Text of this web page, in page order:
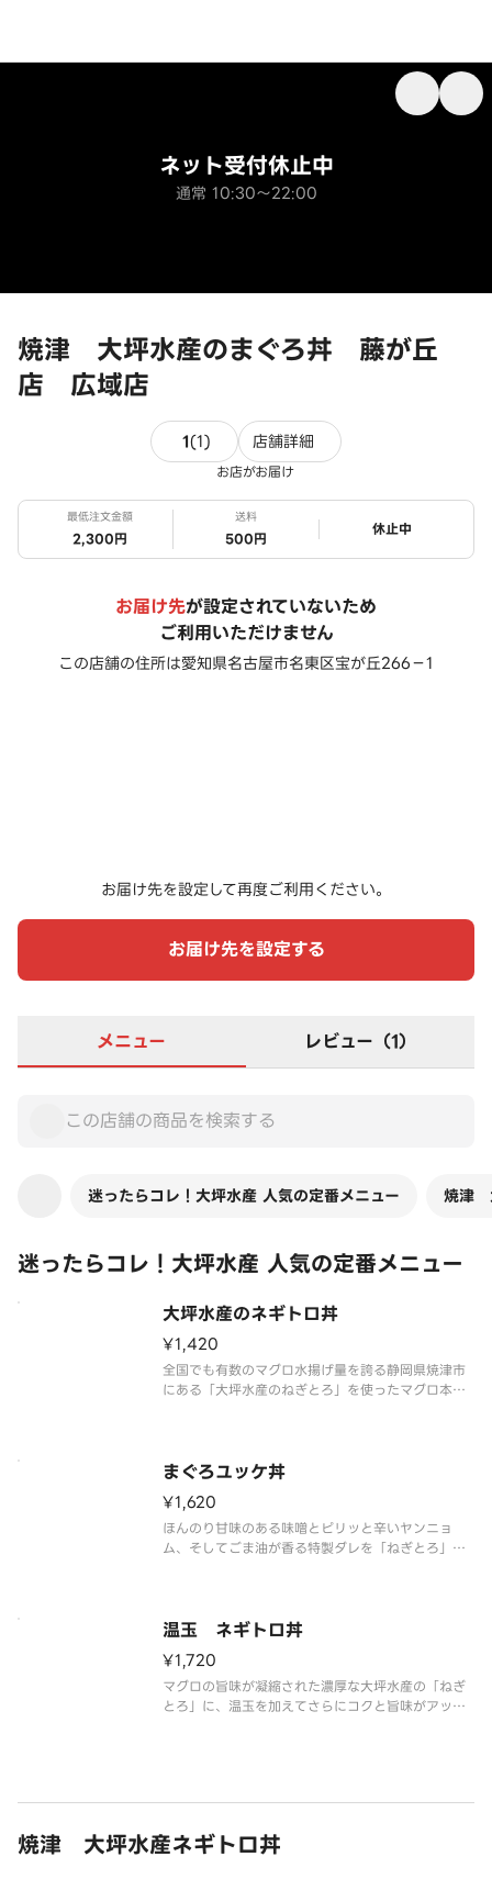
焼津 大坪水産のまぐろ丼 藤が丘
店 広域店
ネット受付休止中
通常 10:30～22:00
1(1) 1件のレビュー
店舗詳細
お店がお届け
最低注文金額
2,300円
送料
500円 ステータス
休止中
お届け先が設定されていないため
ご利用いただけません
この店舗の住所は愛知県名古屋市名東区宝が丘266－1
お届け先を設定して再度ご利用ください。
お届け先を設定する
メニュー レビュー（1）
迷ったらコレ！大坪水産 人気の定番メニュー 焼津
迷ったらコレ！大坪水産 人気の定番メニュー
大坪水産のネギトロ丼
¥1,420
全国でも有数のマグロ水揚げ量を誇る静岡県焼津市
にある「大坪水産のねぎとろ」を使ったマグロ本来
まぐろユッケ丼
¥1,620
ほんのり甘味のある味噌とピリッと辛いヤンニョ
ム、そしてごま油が香る特製ダレを「ねぎとろ」に
温玉 ネギトロ丼
¥1,720
マグロの旨味が凝縮された濃厚な大坪水産の「ねぎ
とろ」に、温玉を加えてさらにコクと旨味がアッ
焼津 大坪水産ネギトロ丼